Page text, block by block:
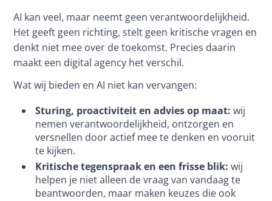
AI kan veel, maar neemt geen verantwoordelijkheid.
Het geeft geen richting, stelt geen kritische vragen en
denkt niet mee over de toekomst. Precies daarin
maakt een digital agency het verschil.
Wat wij bieden en AI niet kan vervangen:
Sturing, proactiviteit en advies op maat: wij
nemen verantwoordelijkheid, ontzorgen en
versnellen door actief mee te denken en vooruit
te kijken.
Kritische tegenspraak en een frisse blik: wij
helpen je niet alleen de vraag van vandaag te
beantwoorden, maar maken keuzes die ook